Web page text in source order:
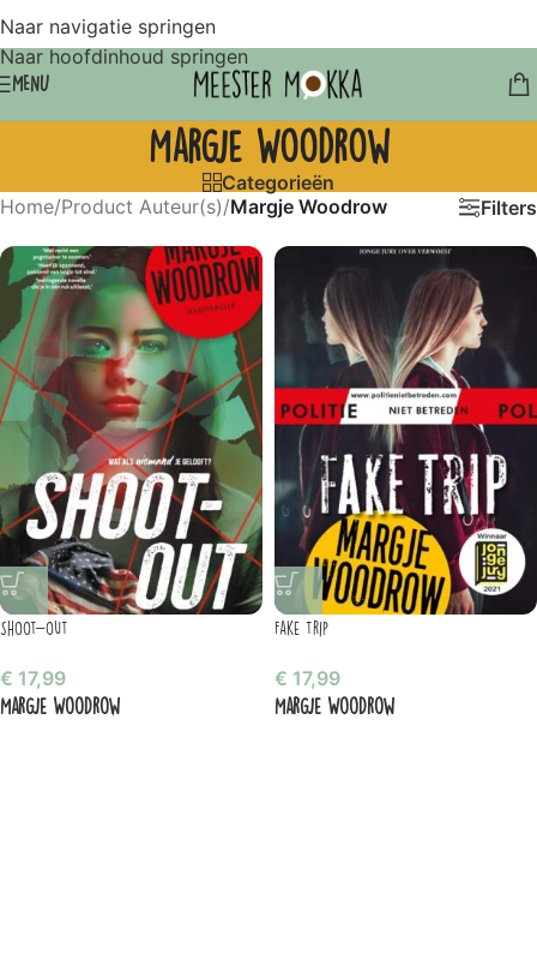
Naar navigatie springen
Naar hoofdinhoud springen
MENU
Margje Woodrow
Categorieën
Home/Product Auteur(s)/Margje Woodrow Filters
Shoot-out
€ 17,99
Margje Woodrow
Fake trip
€ 17,99
Margje Woodrow